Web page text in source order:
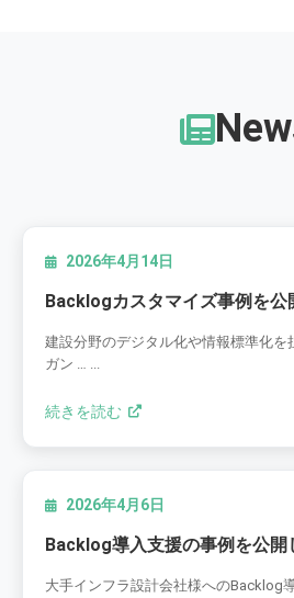
2026年4月14日
Backlogカスタマイズ事例を公
建設分野のデジタル化や情報標準化を
ガン … ...
続きを読む
2026年4月6日
Backlog導入支援の事例を公開
大手インフラ設計会社様へのBacklog